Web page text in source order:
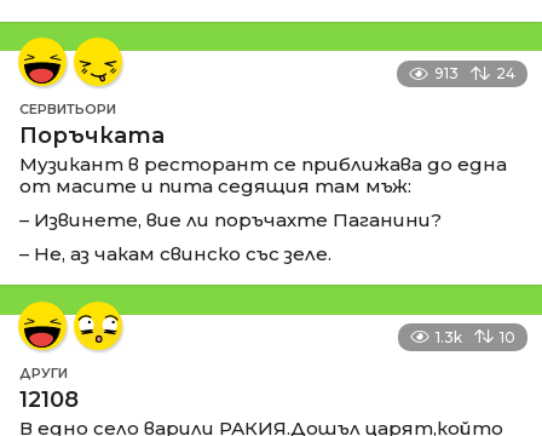
913 24
СЕРВИТЬОРИ
Поръчката
Музикант в ресторант се приближава до една
от масите и пита седящия там мъж:
– Извинете, вие ли поръчахте Паганини?
– Не, аз чакам свинско със зеле.
1.3k 10
ДРУГИ
12108
В едно село варили РАКИЯ.Дошъл царят,който